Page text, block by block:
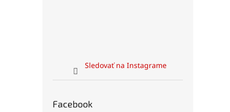
Sledovať na Instagrame
Facebook